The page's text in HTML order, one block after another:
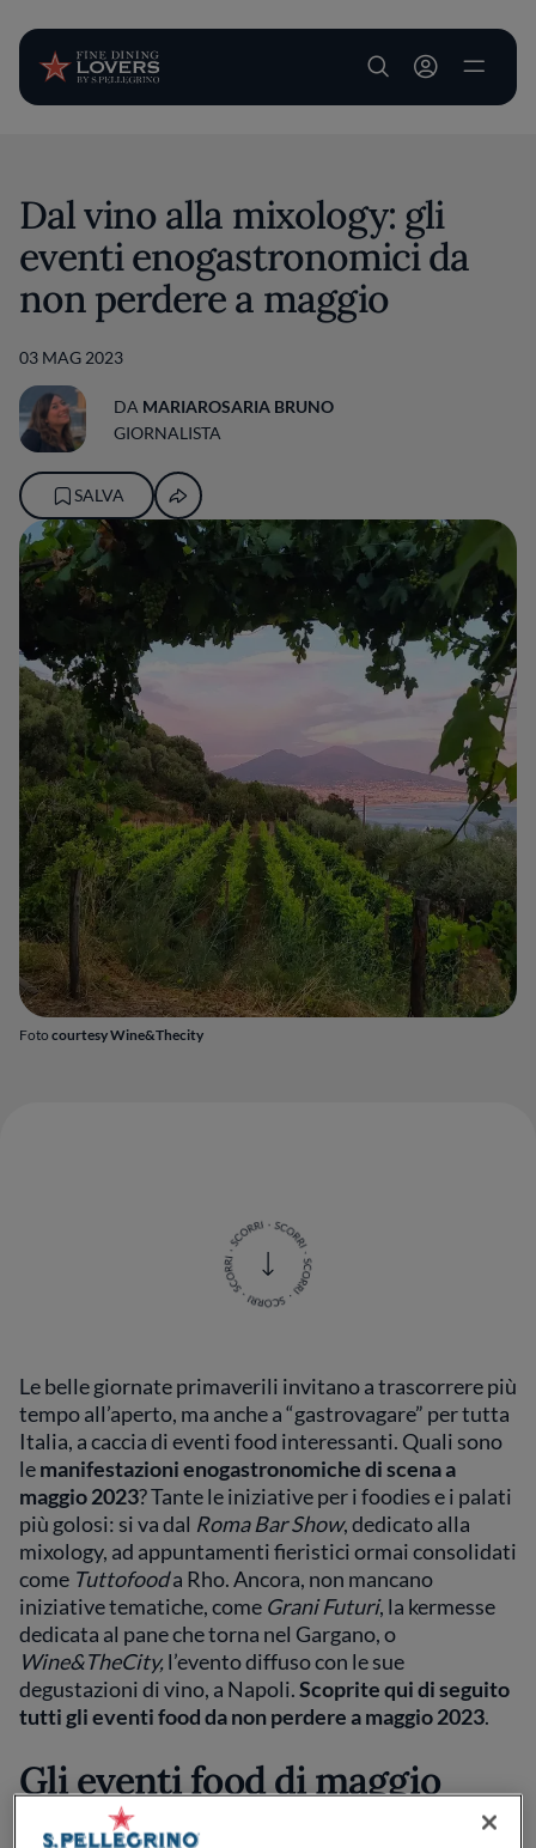
User account
Foto courtesy Wine&Thecity
Dal vino alla mixology: gli
eventi enogastronomici da
non perdere a maggio
03 MAG 2023
DA MARIAROSARIA BRUNO
GIORNALISTA
SALVA
Le belle giornate primaverili invitano a trascorrere più
tempo all’aperto, ma anche a “gastrovagare” per tutta
Italia, a caccia di eventi food interessanti. Quali sono
lemanifestazioni enogastronomiche di scena a
maggio 2023? Tante le iniziative per i foodies e i palati
più golosi: si va dal Roma Bar Show, dedicato alla
mixology, ad appuntamenti fieristici ormai consolidati
come Tuttofooda Rho. Ancora, non mancano
iniziative tematiche, come Grani Futuri, la kermesse
dedicata al pane che torna nel Gargano, o
Wine&TheCity,l’evento diffuso con le sue
degustazioni di vino, a Napoli.Scoprite qui di seguito
tutti gli eventi food da non perdere a maggio 2023.
Gli eventi food di maggio
2023